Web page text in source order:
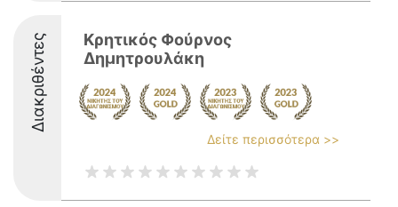
Διακριθέντες
Κρητικός Φούρνος
Δημητρουλάκη
Δείτε περισσότερα >>